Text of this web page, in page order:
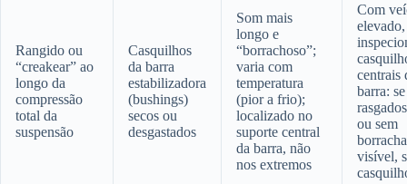
Rangido ou
“creakear” ao
longo da
compressão
total da
suspensão
Casquilhos
da barra
estabilizadora
(bushings)
secos ou
desgastados
Som mais
longo e
“borrachoso”;
varia com
temperatura
(pior a frio);
localizado no
suporte central
da barra, não
nos extremos
Com
elevado,
centrais
barra:
ou sem
borracha
visível,